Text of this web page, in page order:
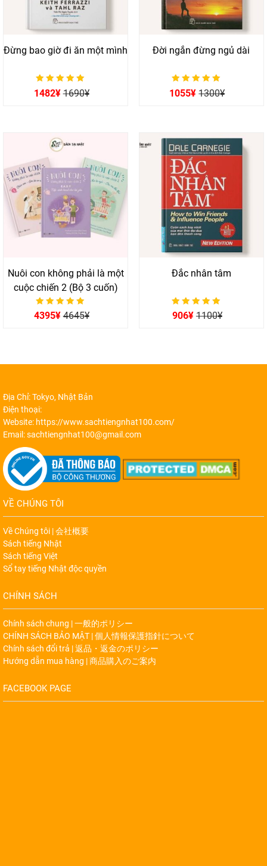
Đừng bao giờ đi ăn một mình
Được xếp hạng
0
1482¥ 1690¥
Đời ngắn đừng ngủ dài
Được xếp hạng
0
1055¥ 1300¥
Nuôi con không phải là một
cuộc chiến 2 (Bộ 3 cuốn)
Được xếp hạng
0
4395¥ 4645¥
Đắc nhân tâm
Được xếp hạng
0
906¥ 1100¥
Địa Chỉ: Tokyo, Nhật Bản
Điện thoại:
Website: https://www.sachtiengnhat100.com/
Email: sachtiengnhat100@gmail.com
VỀ CHÚNG TÔI
Về Chúng tôi | 会社概要
Sách tiếng Nhật
Sách tiếng Việt
Sổ tay tiếng Nhật độc quyền
CHÍNH SÁCH
Chính sách chung | 一般的ポリシー
CHÍNH SÁCH BẢO MẬT | 個人情報保護指針について
Chính sách đổi trả | 返品・返金のポリシー
Hướng dẫn mua hàng | 商品購入のご案内
FACEBOOK PAGE